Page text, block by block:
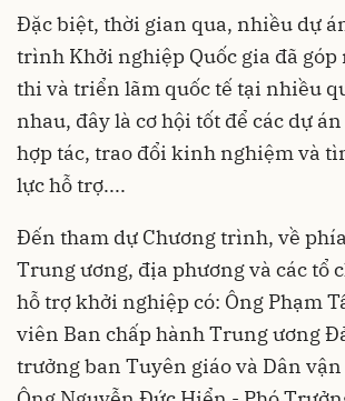
Đặc biệt, thời gian qua, nhiều dự
trình Khởi nghiệp Quốc gia đã góp
thi và triển lãm quốc tế tại nhiều
nhau, đây là cơ hội tốt để các dự
hợp tác, trao đổi kinh nghiệm và
lực hỗ trợ....
Đến tham dự Chương trình, về
Trung ương, địa phương và các tổ
hỗ trợ khởi nghiệp có: Ông Phạm
viên Ban chấp hành Trung ương
trưởng ban Tuyên giáo và Dân